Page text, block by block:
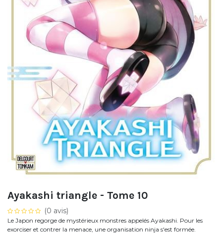
Ayakashi triangle - Tome 10
(0 avis)
Le Japon regorge de mystérieux monstres appelés Ayakashi. Pour les
exorciser et contrer la menace, une organisation ninja s'est formée.